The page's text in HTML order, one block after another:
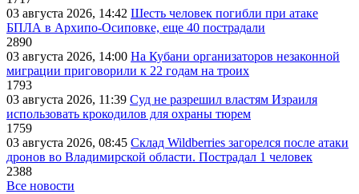
03 августа 2026, 14:42 Шесть человек погибли при атаке
БПЛА в Архипо-Осиповке, еще 40 пострадали
2890
03 августа 2026, 14:00 На Кубани организаторов незаконной
миграции приговорили к 22 годам на троих
1793
03 августа 2026, 11:39 Суд не разрешил властям Израиля
использовать крокодилов для охраны тюрем
1759
03 августа 2026, 08:45 Склад Wildberries загорелся после атаки
дронов во Владимирской области. Пострадал 1 человек
2388
Все новости